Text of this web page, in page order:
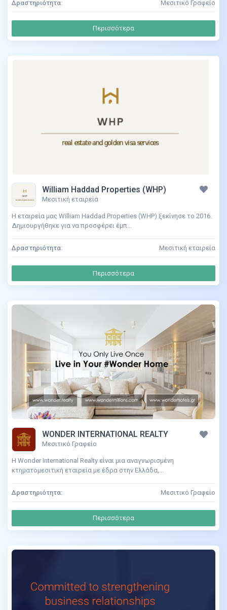
Δραστηριότητα: Μεσιτικό Γραφείο
Περισσότερα
William Haddad Properties (WHP)
Μεσιτική εταιρεία
Η εταιρεία μας William Haddad Properties (WHP) ξεκίνησε το 2016.
Δημιουργήθηκε για να προσφέρει έμπ...
Δραστηριότητα: Μεσιτική εταιρεία
Περισσότερα
WONDER INTERNATIONAL REALTY
Μεσιτικό Γραφείο
Η Wonder International Realty είναι μια αναγνωρισμένη
κτηματομεσιτική εταιρεία με έδρα στην Ελλάδα,...
Δραστηριότητα: Μεσιτικό Γραφείο
Περισσότερα